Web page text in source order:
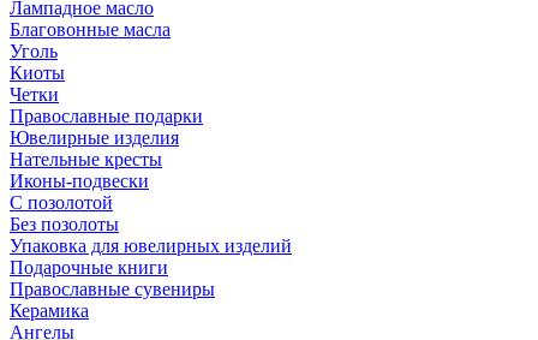
Лампадное масло
Благовонные масла
Уголь
Киоты
Четки
Православные подарки
Ювелирные изделия
Нательные кресты
Иконы-подвески
С позолотой
Без позолоты
Упаковка для ювелирных изделий
Подарочные книги
Православные сувениры
Керамика
Ангелы